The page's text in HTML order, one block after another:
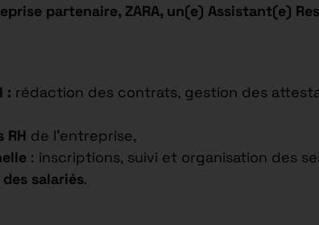
partenaire, ZARA, un(e) Assistant(e)
: rédaction des contrats, gestion des
RH de l’entreprise,
: inscriptions, suivi et organisation des
salariés.